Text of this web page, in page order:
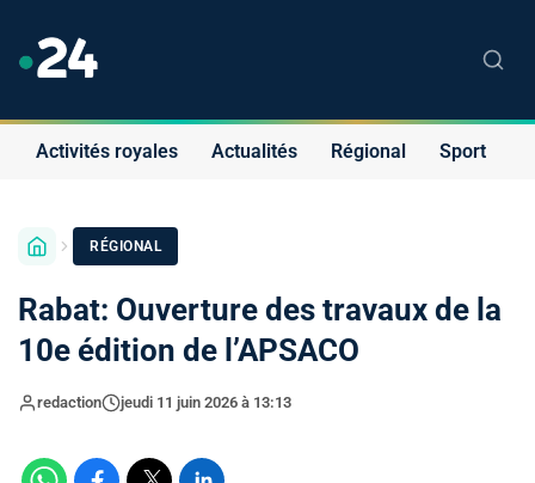
Activités royales Actualités Régional Sport
RÉGIONAL
Rabat: Ouverture des travaux de la
10e édition de l’APSACO
redaction jeudi 11 juin 2026 à 13:13